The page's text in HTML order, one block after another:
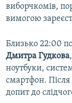
виборчкомів,
вимогою
Близько 22:00
Дмитра Гудкова
ноутбуки,
смартфон.
допит до